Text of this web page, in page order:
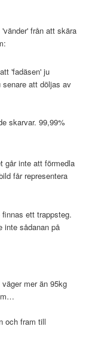
från att skära
'fadäsen' ju
att döljas av
skarvar. 99,99%
går inte att förmedla
får representera
ett trappsteg.
inte sådanan på
mer än 95kg
och fram till